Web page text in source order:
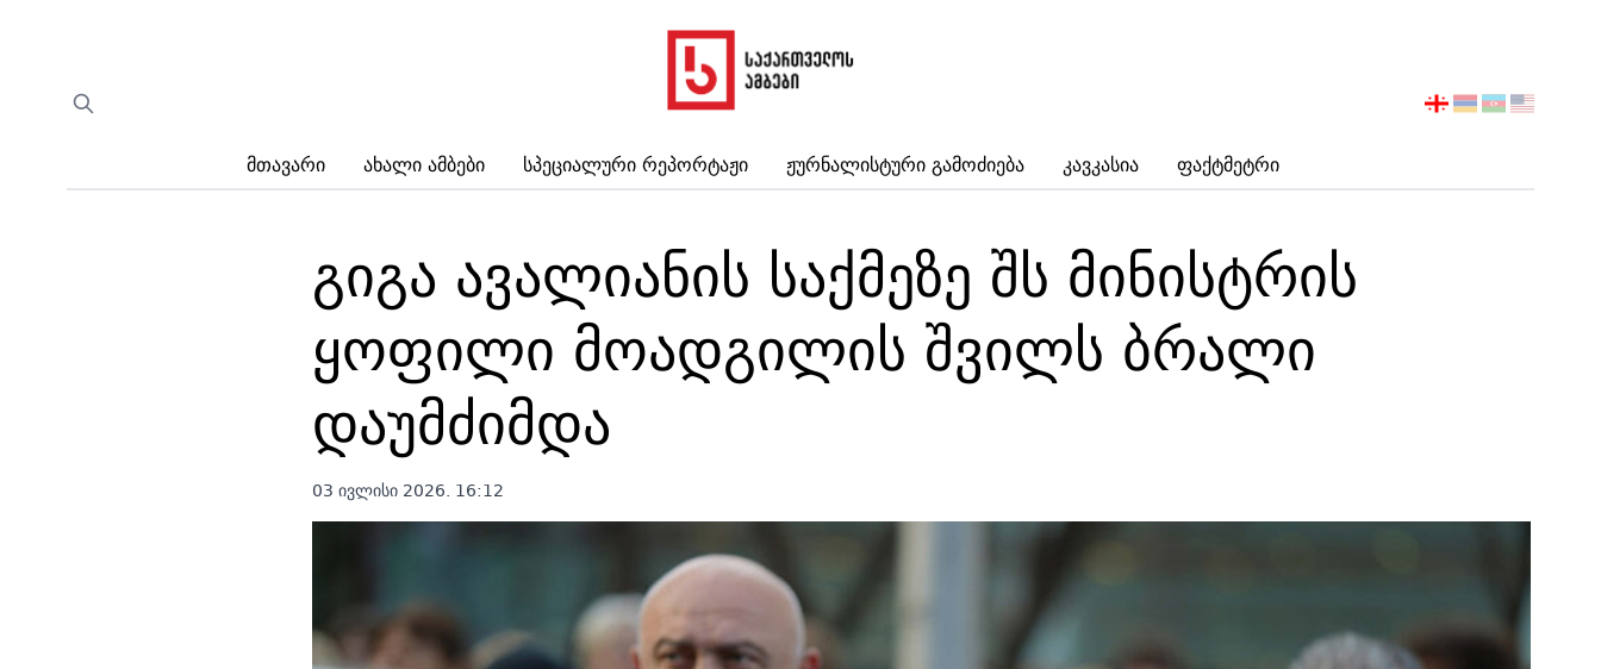
Მთავარი Ახალი Ამბები Სპეციალური Რეპორტაჟი Ჟურნალისტური Გამოძიება Კავკასია Ფაქტმეტრი
აირჩიეთ
გიგა ავალიანის საქმეზე შს მინისტრის
ყოფილი მოადგილის შვილს ბრალი
დაუმძიმდა
03 ივლისი 2026. 16:12